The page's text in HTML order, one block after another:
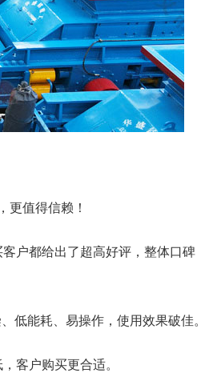
更值得信赖！
户都给出了超高好评，整体口碑
低能耗、易操作，使用效果破佳。
客户购买更合适。